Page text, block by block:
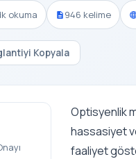
okuma 946 kelime
Kopyala
Optisyenlik
hassasiyet
faaliyet